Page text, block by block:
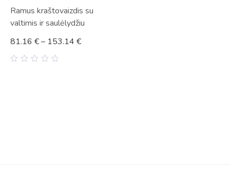
Ramus kraštovaizdis su
valtimis ir saulėlydžiu
81.16 €– 153.14 €